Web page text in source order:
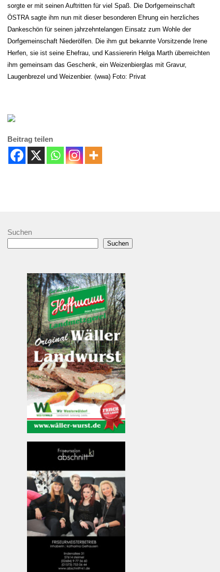
sorgte er mit seinen Auftritten für viel Spaß. Die Dorfgemeinschaft
ÖSTRA sagte ihm nun mit dieser besonderen Ehrung ein herzliches
Dankeschön für seinen jahrzehntelangen Einsatz zum Wohle der
Dorfgemeinschaft Niederölfen. Die ihm gut bekannte Vorsitzende Irene
Herfen, sie ist seine Ehefrau, und Kassiererin Helga Marth überreichten
ihm gemeinsam das Geschenk, ein Weizenbierglas mit Gravur,
Laugenbrezel und Weizenbier. (wwa) Foto: Privat
Beitrag teilen
Suchen
Suchen